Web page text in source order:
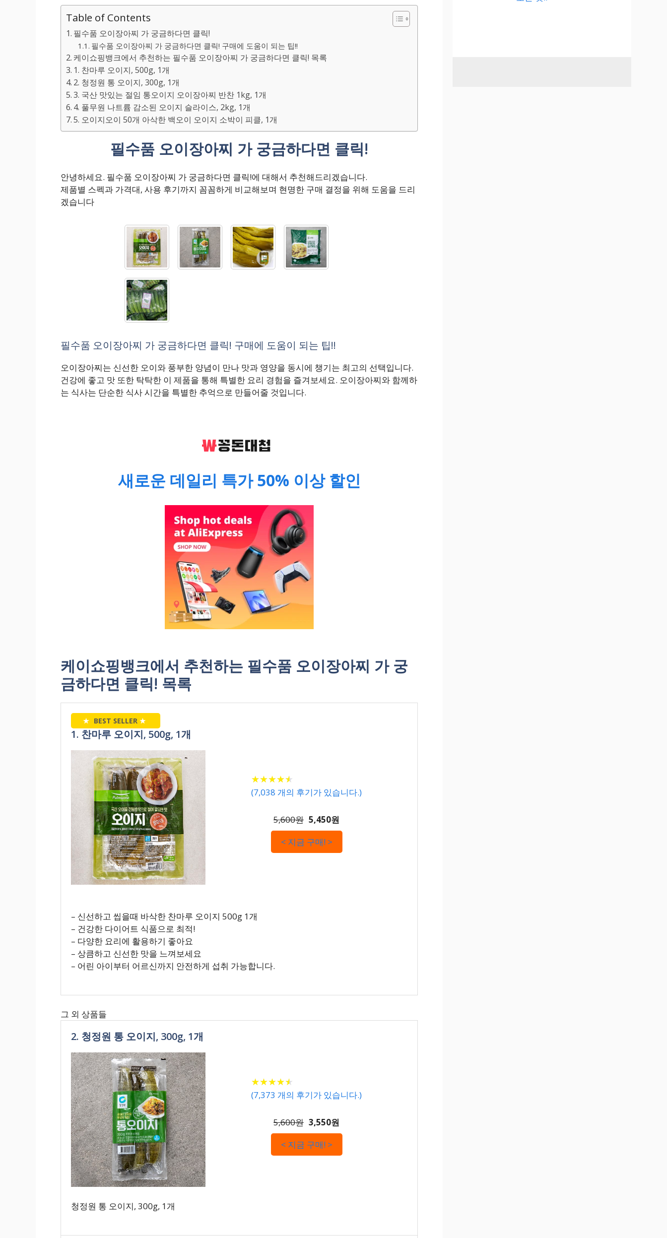
Table of Contents
필수품 오이장아찌 가 궁금하다면 클릭!
필수품 오이장아찌 가 궁금하다면 클릭! 구매에 도움이 되는 팁!!
케이쇼핑뱅크에서 추천하는 필수품 오이장아찌 가 궁금하다면 클릭! 목록
1. 찬마루 오이지, 500g, 1개
2. 청정원 통 오이지, 300g, 1개
3. 국산 맛있는 절임 통오이지 오이장아찌 반찬 1kg, 1개
4. 풀무원 나트륨 감소된 오이지 슬라이스, 2kg, 1개
5. 오이지오이 50개 아삭한 백오이 오이지 소박이 피클, 1개
필수품 오이장아찌 가 궁금하다면 클릭!
안녕하세요. 필수품 오이장아찌 가 궁금하다면 클릭!에 대해서 추천해드리겠습니다.
제품별 스펙과 가격대, 사용 후기까지 꼼꼼하게 비교해보며 현명한 구매 결정을 위해 도움을 드리
겠습니다
필수품 오이장아찌 가 궁금하다면 클릭! 구매에 도움이 되는 팁!!
오이장아찌는 신선한 오이와 풍부한 양념이 만나 맛과 영양을 동시에 챙기는 최고의 선택입니다.
건강에 좋고 맛 또한 탁탁한 이 제품을 통해 특별한 요리 경험을 즐겨보세요. 오이장아찌와 함께하
는 식사는 단순한 식사 시간을 특별한 추억으로 만들어줄 것입니다.
새로운 데일리 특가 50% 이상 할인
케이쇼핑뱅크에서 추천하는 필수품 오이장아찌 가 궁
금하다면 클릭! 목록
★ BEST SELLER ★
1. 찬마루 오이지, 500g, 1개
★★★★★
★★★★★
(7,038 개의 후기가 있습니다.)
5,600원 5,450원
< 지금 구매! >
– 신선하고 씹을때 바삭한 찬마루 오이지 500g 1개
– 건강한 다이어트 식품으로 최적!
– 다양한 요리에 활용하기 좋아요
– 상큼하고 신선한 맛을 느껴보세요
– 어린 아이부터 어르신까지 안전하게 섭취 가능합니다.
그 외 상품들
2. 청정원 통 오이지, 300g, 1개
★★★★★
★★★★★
(7,373 개의 후기가 있습니다.)
5,600원 3,550원
< 지금 구매! >
청정원 통 오이지, 300g, 1개